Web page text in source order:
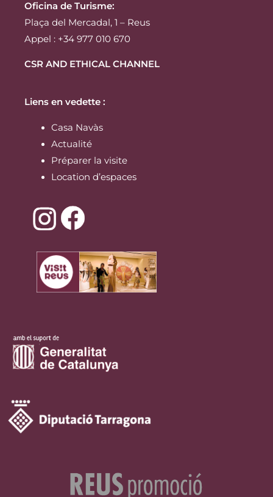
Oficina de Turisme:
Plaça del Mercadal, 1 – Reus
Appel : +34 977 010 670
CSR AND ETHICAL CHANNEL
Liens en vedette :
Casa Navàs
Actualité
Préparer la visite
Location d’espaces